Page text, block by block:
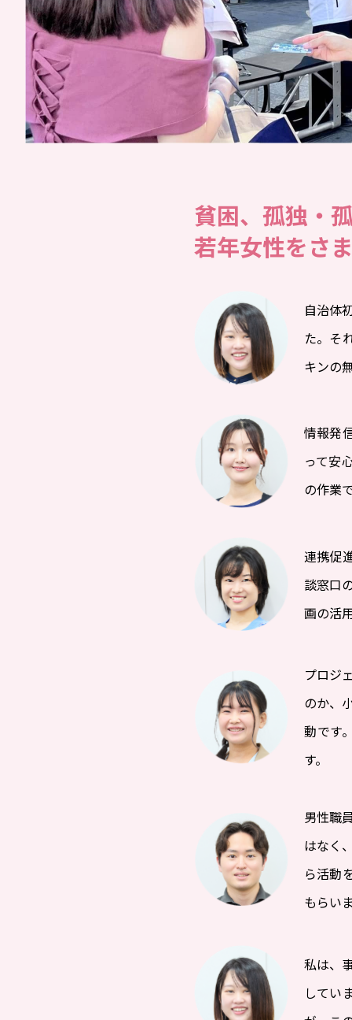
貧困、孤独・
若年女性をさ
自治体
た。そ
キンの
情報発
って安
の作業
連携促
談窓口
画の活
プロジ
のか、
動です
す。
男性職
はなく
ら活動
もらい
私は、
してい